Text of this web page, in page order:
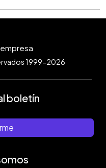
1999-2026
boletín